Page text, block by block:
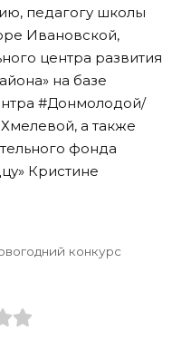
педагогу школы
Ивановской,
центра развития
на базе
#Донмолодой/
а также
фонда
Кристине
конкурс